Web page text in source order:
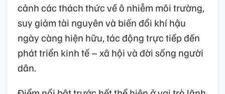
cảnh các thách thức về ô nhiễm môi trường,
suy giảm tài nguyên và biến đổi khí hậu
ngày càng hiện hữu, tác động trực tiếp đến
phát triển kinh tế – xã hội và đời sống người
dân.